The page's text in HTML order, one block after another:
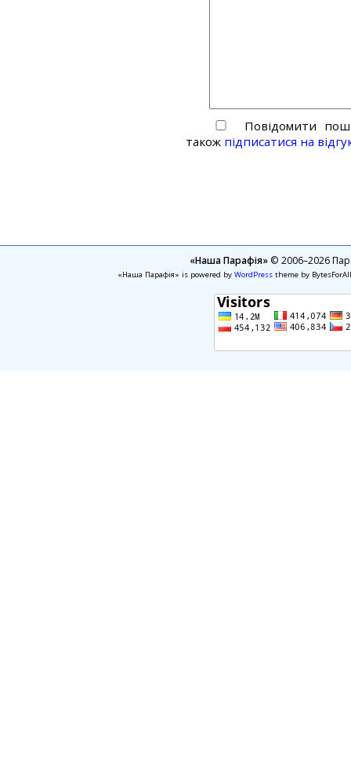
Повідомити
також підписатися на
«Наша Парафія»© 2006–2026
«Наша Парафія» is powered by WordPresstheme by